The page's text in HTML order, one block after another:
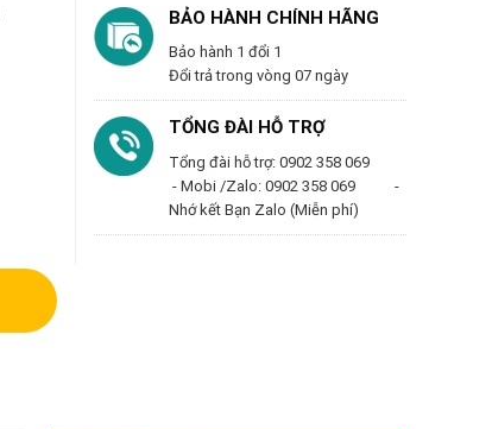
BẢO HÀNH CHÍNH HÃNG
Bảo hành 1 đổi 1
Đổi trả trong vòng 07 ngày
TỔNG ĐÀI HỖ TRỢ
Tổng đài hỗ trợ: 0902 358 069
- Mobi /Zalo: 0902 358 069 -
Nhớ kết Bạn Zalo (Miễn phí)